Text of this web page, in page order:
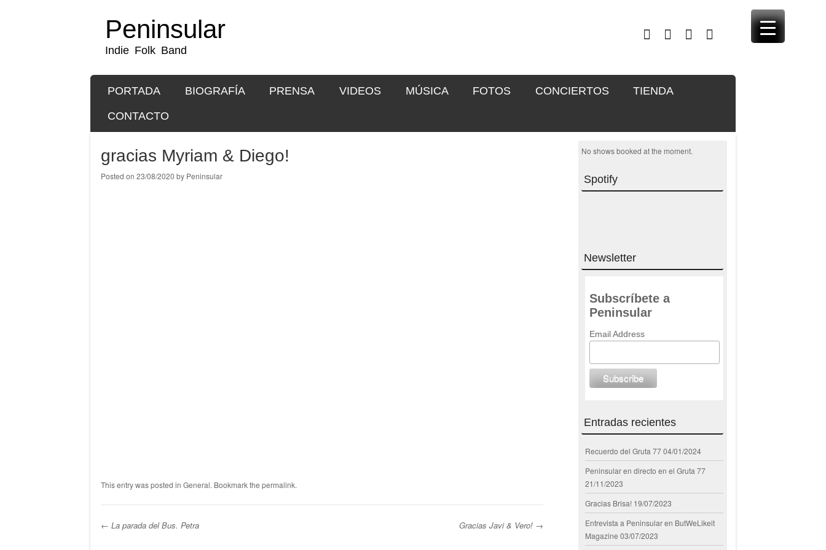
Peninsular
Indie Folk Band
Menu
SKIP TO CONTENT
PORTADA BIOGRAFÍA PRENSA VIDEOS MÚSICA FOTOS CONCIERTOS TIENDA
CONTACTO
gracias Myriam & Diego!
Posted on 23/08/2020 by Peninsular
This entry was posted in General. Bookmark the permalink.
← La parada del Bus. Petra Gracias Javi & Vero! →
No shows booked at the moment.
Spotify
Newsletter
Subscríbete a
Peninsular
Email Address
Entradas recientes
Recuerdo del Gruta 77 04/01/2024
Peninsular en directo en el Gruta 77
21/11/2023
Gracias Brisa! 19/07/2023
Entrevista a Peninsular en ButWeLikeit
Magazine 03/07/2023